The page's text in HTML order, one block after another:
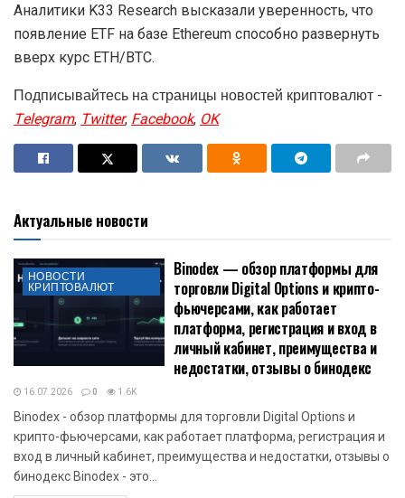
Аналитики K33 Research высказали уверенность, что
появление ETF на базе Ethereum способно развернуть
вверх курс ЕTH/BTC.
Подписывайтесь на страницы новостей криптовалют -
Telegram,Twitter,Facebook,OK
Актуальные новости
НОВОСТИ
КРИПТОВАЛЮТ
Binodex — обзор платформы для
торговли Digital Options и крипто-
фьючерсами, как работает
платформа, регистрация и вход в
личный кабинет, преимущества и
недостатки, отзывы о бинодекс
16.07.2026 0 1.6K
Binodex - обзор платформы для торговли Digital Options и
крипто-фьючерсами, как работает платформа, регистрация и
вход в личный кабинет, преимущества и недостатки, отзывы о
бинодекс Binodex - это...